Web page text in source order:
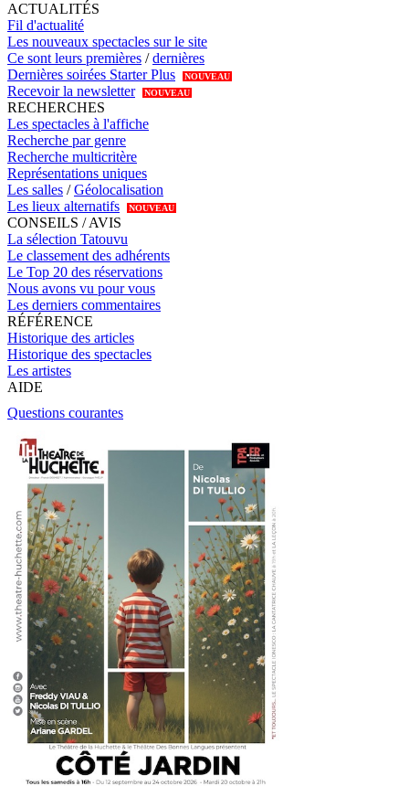
ACTUALITÉS
Fil d'actualité
Les nouveaux spectacles sur le site
Ce sont leurs premières /dernières
Dernières soirées Starter Plus
NOUVEAU
Recevoir la newsletter NOUVEAU
RECHERCHES
Les spectacles à l'affiche
Recherche par genre
Recherche multicritère
Représentations uniques
Les salles /Géolocalisation
Les lieux alternatifs
NOUVEAU
CONSEILS / AVIS
La sélection Tatouvu
Le classement des adhérents
Le Top 20 des réservations
Nous avons vu pour vous
Les derniers commentaires
RÉFÉRENCE
Historique des articles
Historique des spectacles
Les artistes
AIDE
Questions courantes